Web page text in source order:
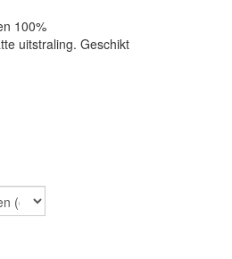
100%
uitstraling. Geschikt